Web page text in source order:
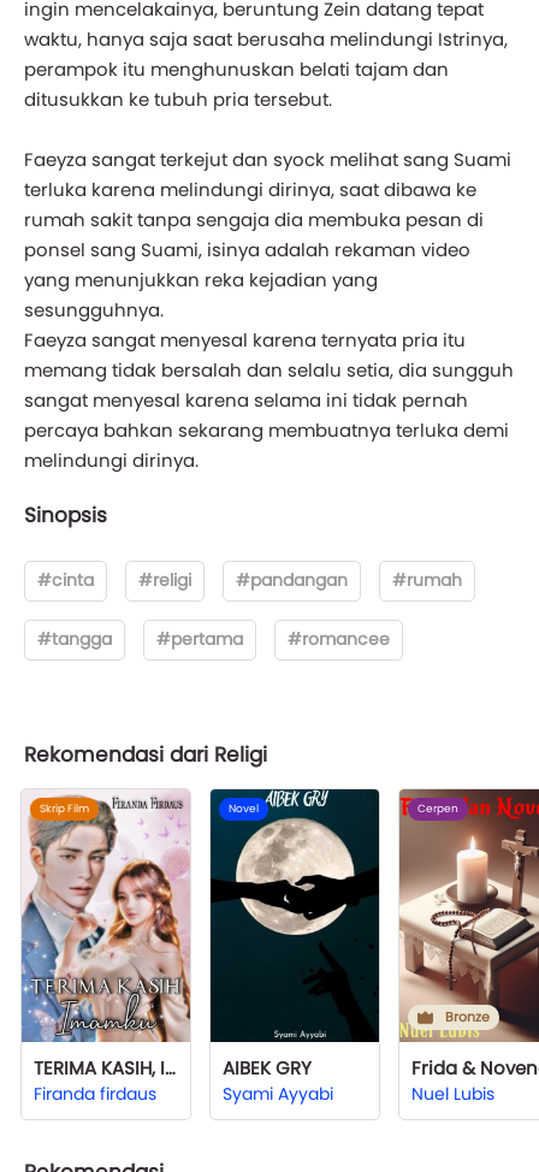
ingin mencelakainya, beruntung Zein datang tepat
waktu, hanya saja saat berusaha melindungi Istrinya,
perampok itu menghunuskan belati tajam dan
ditusukkan ke tubuh pria tersebut.
Faeyza sangat terkejut dan syock melihat sang Suami
terluka karena melindungi dirinya, saat dibawa ke
rumah sakit tanpa sengaja dia membuka pesan di
ponsel sang Suami, isinya adalah rekaman video
yang menunjukkan reka kejadian yang
sesungguhnya.
Faeyza sangat menyesal karena ternyata pria itu
memang tidak bersalah dan selalu setia, dia sungguh
sangat menyesal karena selama ini tidak pernah
percaya bahkan sekarang membuatnya terluka demi
melindungi dirinya.
Sinopsis
#cinta #religi #pandangan #rumah
#tangga #pertama #romancee
Rekomendasi dari Religi
Skrip Film
TERIMA KASIH, Imamku
Firanda firdaus
Novel
AIBEK GRY
Syami Ayyabi
Cerpen
Bronze
Frida &
Nuel Lubis